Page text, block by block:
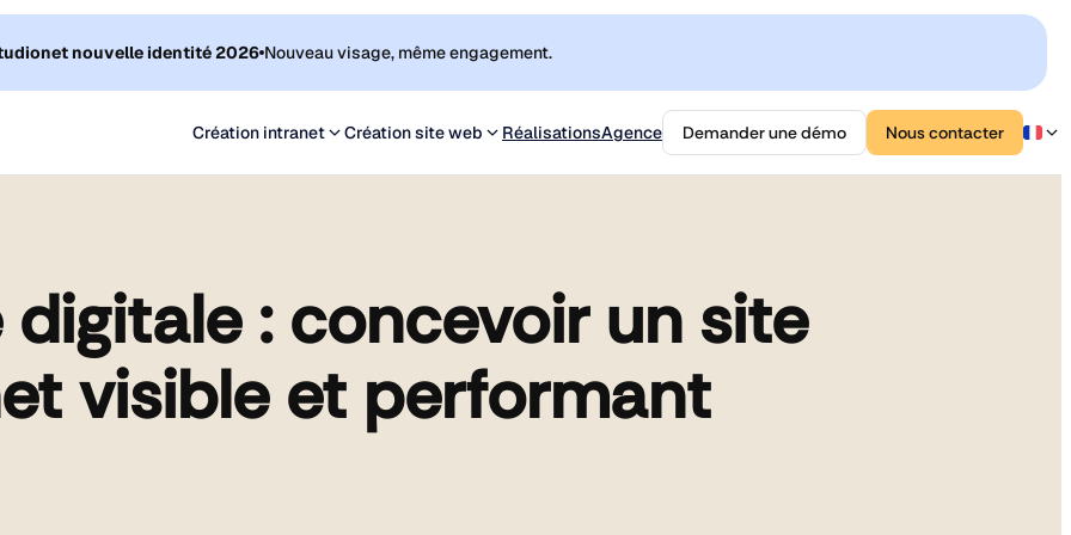
nouvelle identité 2026 Nouveau visage, même engagement.
Création intranet
Humaines
Digital
Création site web
Prestashop
mobile
RéalisationsAgence Demander une démo Nous contacter
: concevoir un site
visible et performant